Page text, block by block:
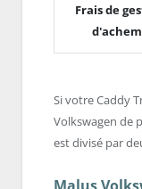
Frais de
Si votre Caddy
Volkswagen de
est divisé par